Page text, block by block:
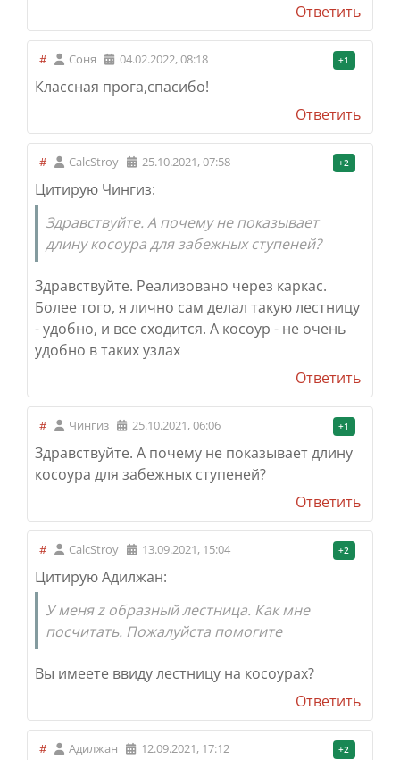
Ответить
# Соня 04.02.2022, 08:18 +1
Классная прога,спасибо!
Ответить
# CalcStroy 25.10.2021, 07:58 +2
Цитирую Чингиз:
Здравствуйте. А почему не показывает
длину косоура для забежных ступеней?
Здравствуйте. Реализовано через каркас.
Более того, я лично сам делал такую лестницу
- удобно, и все сходится. А косоур - не очень
удобно в таких узлах
Ответить
# Чингиз 25.10.2021, 06:06 +1
Здравствуйте. А почему не показывает длину
косоура для забежных ступеней?
Ответить
# CalcStroy 13.09.2021, 15:04 +2
Цитирую Адилжан:
У меня z образный лестница. Как мне
посчитать. Пожалуйста помогите
Вы имеете ввиду лестницу на косоурах?
Ответить
# Адилжан 12.09.2021, 17:12 +2